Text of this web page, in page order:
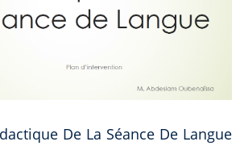
De La Séance De Langue